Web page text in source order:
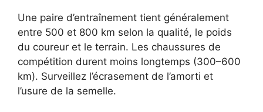
Une paire d’entraînement tient généralement
entre 500 et 800 km selon la qualité, le poids
du coureur et le terrain. Les chaussures de
compétition durent moins longtemps (300–600
km). Surveillez l’écrasement de l’amorti et
l’usure de la semelle.